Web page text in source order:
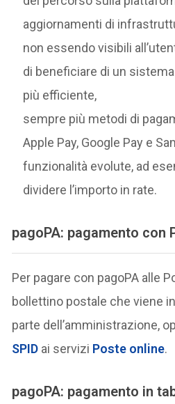
aggiornamenti di
non essendo visibili
di beneficiare di un
più efficiente,
sempre più metodi di
Apple Pay, Google Pay e
funzionalità evolute, ad
dividere l’importo in rate.
pagoPA: pagamento con
Per pagare con pagoPA alle
bollettino postale che viene
parte dell’amministrazione,
SPID ai servizi Poste online.
pagoPA: pagamento in